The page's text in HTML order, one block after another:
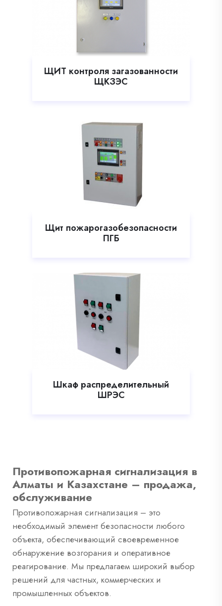
ЩИТ контроля загазованности
ЩКЗЭС
Щит пожарогазобезопасности
ПГБ
Шкаф распределительный
ШРЭС
Противопожарная сигнализация в
Алматы и Казахстане – продажа,
обслуживание
Противопожарная сигнализация – это
необходимый элемент безопасности любого
объекта, обеспечивающий своевременное
обнаружение возгорания и оперативное
реагирование. Мы предлагаем широкий выбор
решений для частных, коммерческих и
промышленных объектов.